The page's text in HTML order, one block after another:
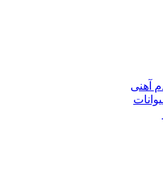
آهنی